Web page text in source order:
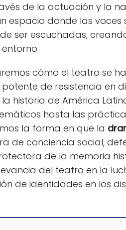
de la actuación y la
espacio donde las voces
ser escuchadas,
cómo el teatro se
de resistencia en
historia de América
hasta las
la forma en que la
de conciencia social,
de la memoria
del teatro en la
de identidades en los